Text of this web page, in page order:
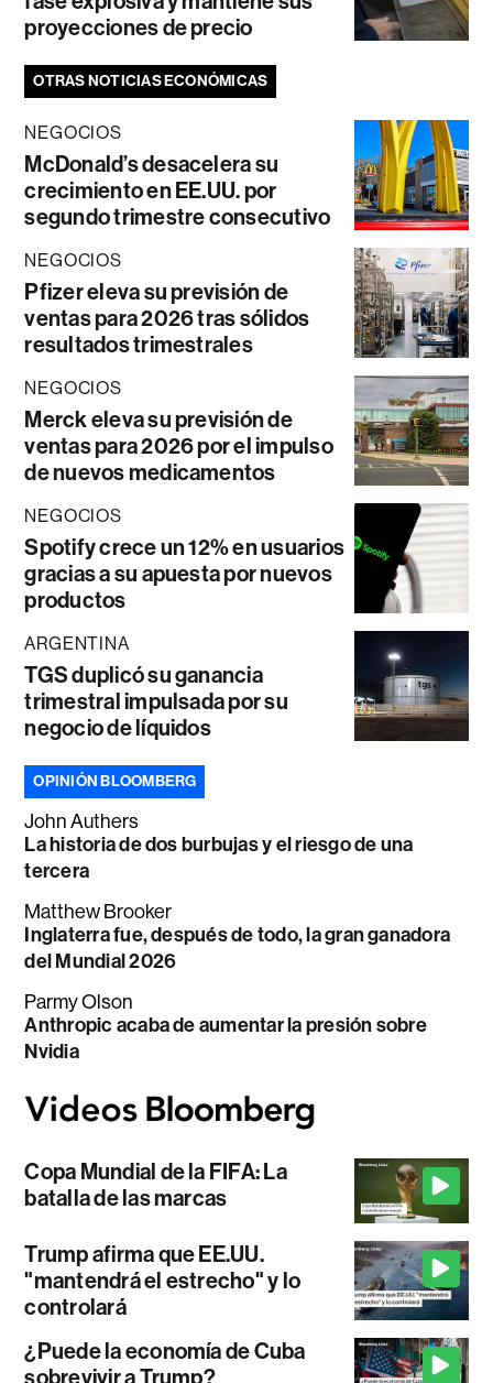
proyecciones de precio
OTRAS NOTICIAS ECONÓMICAS
NEGOCIOS
McDonald’s desacelera su
crecimiento en EE.UU. por
segundo trimestre consecutivo
NEGOCIOS
Pfizer eleva su previsión de
ventas para 2026 tras sólidos
resultados trimestrales
NEGOCIOS
Merck eleva su previsión de
ventas para 2026 por el impulso
de nuevos medicamentos
NEGOCIOS
Spotify crece un 12% en usuarios
gracias a su apuesta por nuevos
productos
ARGENTINA
TGS duplicó su ganancia
trimestral impulsada por su
negocio de líquidos
OPINIÓN BLOOMBERG
John Authers
La historia de dos burbujas y el riesgo de una
tercera
Matthew Brooker
Inglaterra fue, después de todo, la gran ganadora
del Mundial 2026
Parmy Olson
Anthropic acaba de aumentar la presión sobre
Nvidia
Copa Mundial de la FIFA: La
batalla de las marcas
Trump afirma que EE.UU.
"mantendrá el estrecho" y lo
controlará
¿Puede la economía de Cuba
sobrevivir a Trump?